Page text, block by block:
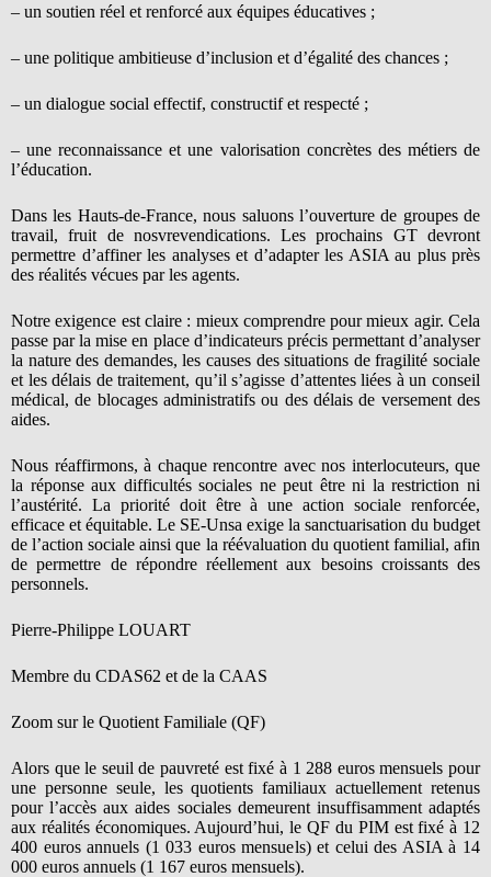
– un soutien réel et renforcé aux équipes éducatives ;
– une politique ambitieuse d’inclusion et d’égalité des chances ;
– un dialogue social effectif, constructif et respecté ;
– une reconnaissance et une valorisation concrètes des métiers de
l’éducation.
Dans les Hauts-de-France, nous saluons l’ouverture de groupes de
travail, fruit de nosvrevendications. Les prochains GT devront
permettre d’affiner les analyses et d’adapter les ASIA au plus près
des réalités vécues par les agents.
Notre exigence est claire : mieux comprendre pour mieux agir. Cela
passe par la mise en place d’indicateurs précis permettant d’analyser
la nature des demandes, les causes des situations de fragilité sociale
et les délais de traitement, qu’il s’agisse d’attentes liées à un conseil
médical, de blocages administratifs ou des délais de versement des
aides.
Nous réaffirmons, à chaque rencontre avec nos interlocuteurs, que
la réponse aux difficultés sociales ne peut être ni la restriction ni
l’austérité. La priorité doit être à une action sociale renforcée,
efficace et équitable. Le SE-Unsa exige la sanctuarisation du budget
de l’action sociale ainsi que la réévaluation du quotient familial, afin
de permettre de répondre réellement aux besoins croissants des
personnels.
Pierre-Philippe LOUART
Membre du CDAS62 et de la CAAS
Zoom sur le Quotient Familiale (QF)
Alors que le seuil de pauvreté est fixé à 1 288 euros mensuels pour
une personne seule, les quotients familiaux actuellement retenus
pour l’accès aux aides sociales demeurent insuffisamment adaptés
aux réalités économiques. Aujourd’hui, le QF du PIM est fixé à 12
400 euros annuels (1 033 euros mensuels) et celui des ASIA à 14
000 euros annuels (1 167 euros mensuels).